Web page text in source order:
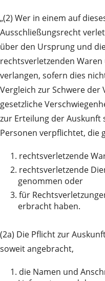
„(2) Wer in einem auf
Ausschließungsrecht
über den Ursprung und
rechtsverletzenden
verlangen, sofern dies
Vergleich zur Schwere
gesetzliche
zur Erteilung der Auskunft
Personen verpflichtet, die
1. rechtsverletzende
2. rechtsverletzende
genommen oder
3. für
erbracht haben.
(2a) Die Pflicht zur
soweit angebracht,
1. die Namen und